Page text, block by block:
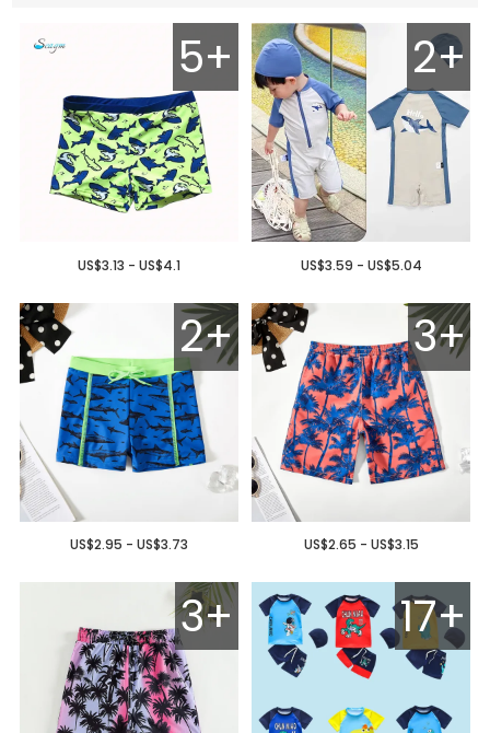
5+
US$3.13 - US$4.1
2+
US$3.59 - US$5.04
2+
US$2.95 - US$3.73
3+
US$2.65 - US$3.15
3+ 17+